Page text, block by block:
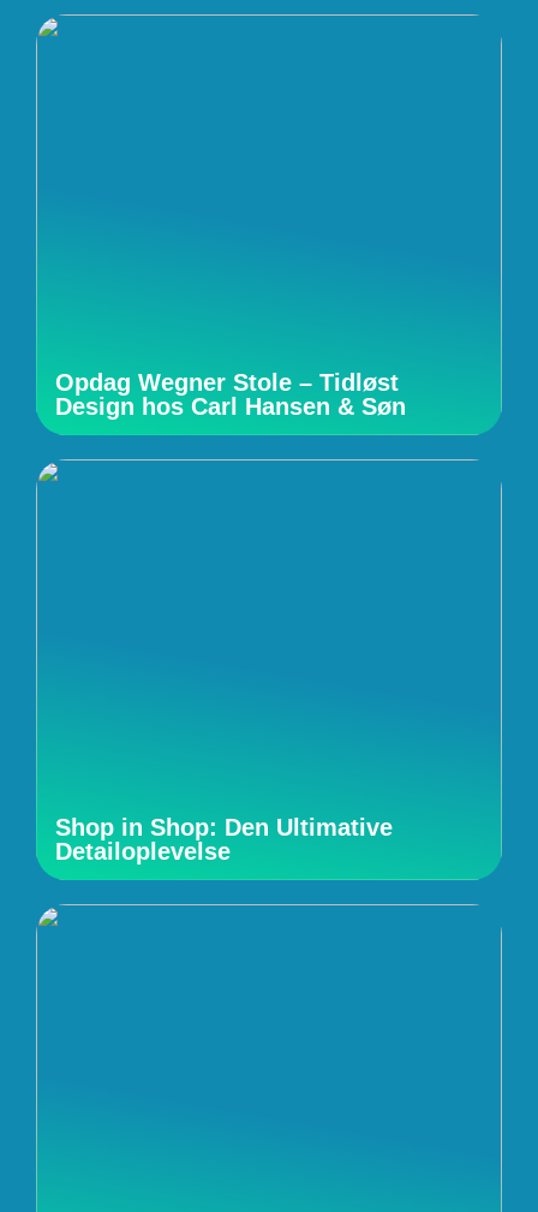
Opdag Wegner Stole – Tidløst
Design hos Carl Hansen & Søn
Shop in Shop: Den Ultimative
Detailoplevelse